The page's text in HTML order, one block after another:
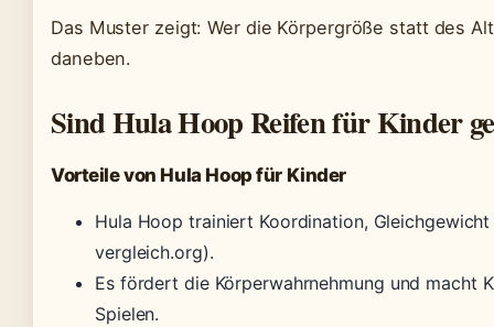
Das Muster zeigt: Wer die Körpergröße statt des
daneben.
Sind Hula Hoop Reifen für Kinder
Vorteile von Hula Hoop für Kinder
Hula Hoop trainiert Koordination,
vergleich.org).
Es fördert die Körperwahrnehmung und macht
Spielen.